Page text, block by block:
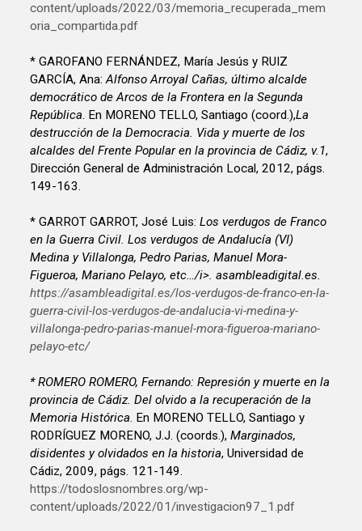
content/uploads/2022/03/memoria_recuperada_mem
oria_compartida.pdf
* GAROFANO FERNÁNDEZ, María Jesús y RUIZ
GARCÍA, Ana:Alfonso Arroyal Cañas, último alcalde
democrático de Arcos de la Frontera en la Segunda
República. En MORENO TELLO, Santiago (coord.),La
destrucción de la Democracia. Vida y muerte de los
alcaldes del Frente Popular en la provincia de Cádiz, v.1,
Dirección General de Administración Local, 2012, págs.
149-163.
* GARROT GARROT, José Luis:Los verdugos de Franco
en la Guerra Civil. Los verdugos de Andalucía (VI)
Medina y Villalonga, Pedro Parias, Manuel Mora-
Figueroa, Mariano Pelayo, etc…/i>. asambleadigital.es.
https://asambleadigital.es/los-verdugos-de-franco-en-la-
guerra-civil-los-verdugos-de-andalucia-vi-medina-y-
villalonga-pedro-parias-manuel-mora-figueroa-mariano-
pelayo-etc/
* ROMERO ROMERO, Fernando:Represión y muerte en la
provincia de Cádiz. Del olvido a la recuperación de la
Memoria Histórica. En MORENO TELLO, Santiago y
RODRÍGUEZ MORENO, J.J. (coords.),Marginados,
disidentes y olvidados en la historia, Universidad de
Cádiz, 2009, págs. 121-149.
https://todoslosnombres.org/wp-
content/uploads/2022/01/investigacion97_1.pdf